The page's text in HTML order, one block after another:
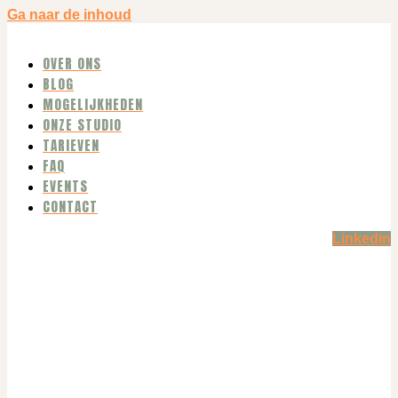
Ga naar de inhoud
OVER ONS
BLOG
MOGELIJKHEDEN
ONZE STUDIO
TARIEVEN
FAQ
EVENTS
CONTACT
Linkedin